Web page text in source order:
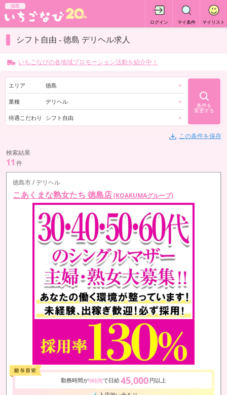
徳島
ログイン マイ条件 マイリスト
シフト自由 - 徳島 デリヘル求人
いちごなびの各地域プロモーション活動を紹介中！
エリア 徳島 ×
業種 デリヘル ×
待遇こだわり シフト自由 ×
条件を
変更する
この条件を保存
検索結果
11 件
徳島市 / デリヘル
こあくまな熟女たち 徳島店(KOAKUMAグループ)
勤務時間が9時間で日給45,000 円以上